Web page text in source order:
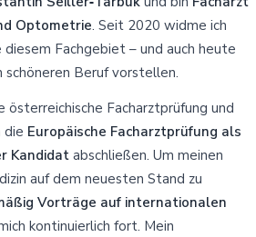
Optometrie. Seit 2020 widme ich
Fachgebiet – und auch heute
schöneren Beruf vorstellen.
österreichische Facharztprüfung und
die Europäische Facharztprüfung als
Kandidat abschließen. Um meinen
auf dem neuesten Stand zu
Vorträge auf internationalen
kontinuierlich fort. Mein